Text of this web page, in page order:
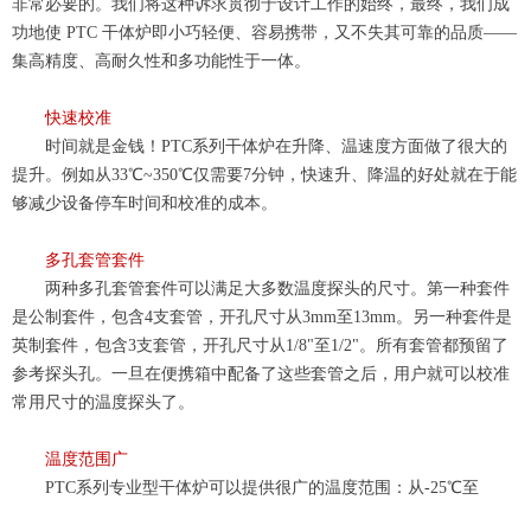
非常必要的。我们将这种诉求贯彻于设计工作的始终，最终，我们成
功地使 PTC 干体炉即小巧轻便、 容易携带，又不失其可靠的品质——
集高精度、高耐久性和多功能性于一体。
快速校准
时间就是金钱！ PTC系列干体炉在升降、 温速度方面做了很大的
提升。例如从33℃~350℃仅 需要7分钟，快速升、 降温的好处就在于能
够减少设备停车时间和校准的成本。
多孔套管套件
两种多孔套管套件可以满足大多数温度探头的尺寸。第一种套件
是公制套件，包含4支套管，开孔尺寸从3mm至13mm。另一种套件是
英制套件，包含3支套管，开孔尺寸从1/8"至1/2"。 所有套管都预留了
参考探头孔。一旦在便携箱中配备了这些套管之后，用户就可以校准
常用尺寸的温度探头了。
温度范围广
PTC系列专业型干体炉可以提供很广的温度范围：从-25℃至